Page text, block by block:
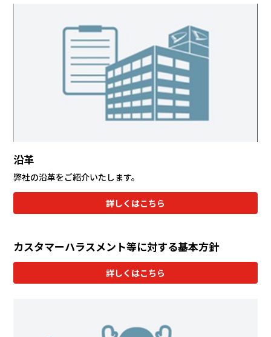
沿革
弊社の沿革をご紹介いたします。
詳しくはこちら
カスタマーハラスメント等に対する基本方針
詳しくはこちら